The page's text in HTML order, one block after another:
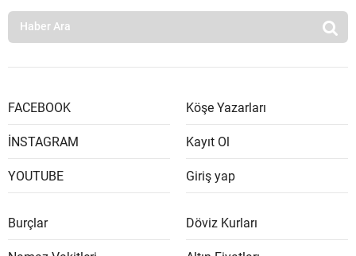
FACEBOOK
İNSTAGRAM
YOUTUBE
Köşe Yazarları
Kayıt Ol
Giriş yap
Burçlar Döviz Kurları